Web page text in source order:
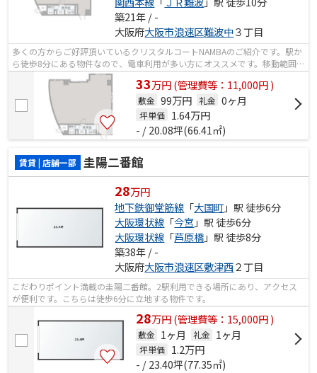
築21年 / -
大阪府大阪市浪速区難波中３丁目
多くの方からご好評頂いているクリスタルコートNAMBAのご紹介です。駅か
ら徒歩8分にある物件なので、電車利用が多い方にオススメです。移動範囲が
広がる2駅利用可能な物件です。33万円(管理費等：11,000円 )
敷金 99万円 礼金 0ヶ月
坪単価 1.64万円
- / 20.08坪(66.41㎡)
賃貸 | 店舗一部 圭陽二番館
28万円
地下鉄御堂筋線 「大国町」駅 徒歩6分
大阪環状線 「今宮 」駅 徒歩6分
大阪環状線 「芦原橋」駅 徒歩8分
築38年 / -
大阪府大阪市浪速区敷津西２丁目
こだわりポイント満載の圭陽二番館。2駅利用できる場所にあり、アクセス
が便利です。こちらは徒歩6分に立地する物件です。
28万円(管理費等：15,000円 )
敷金 1ヶ月 礼金 1ヶ月
坪単価 1.2万円
- / 23.40坪(77.35㎡)